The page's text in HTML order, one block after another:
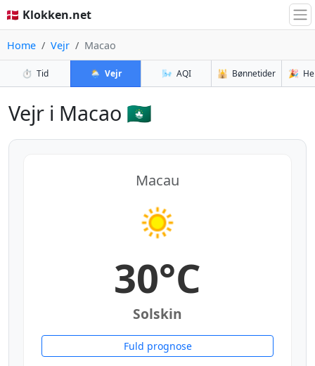
🇩🇰 Klokken.net
Home Vejr Macao
⏱️ Tid 🌦️ Vejr 🌬️ AQI 🕌 Bønnetider 🎉
Vejr i Macao 🇲🇴
Macau
30°C
Solskin
Fuld prognose